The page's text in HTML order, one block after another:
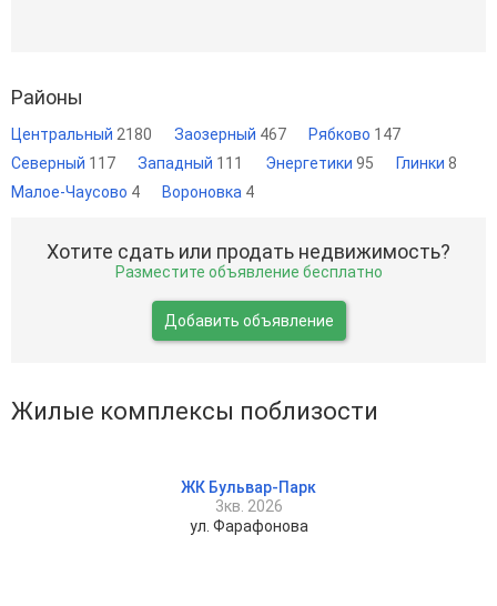
Районы
Центральный 2180 Заозерный 467 Рябково 147
Северный 117 Западный 111 Энергетики 95 Глинки 8
Малое-Чаусово 4 Вороновка 4
Хотите сдать или продать недвижимость?
Разместите объявление бесплатно
Добавить объявление
Жилые комплексы поблизости
ЖК Бульвар-Парк
3кв. 2026
ул. Фарафонова